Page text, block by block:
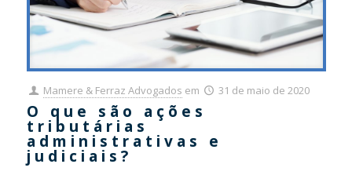
Mamere & Ferraz Advogados em 31 de maio de 2020
O que são ações
tributárias
administrativas e
judiciais?